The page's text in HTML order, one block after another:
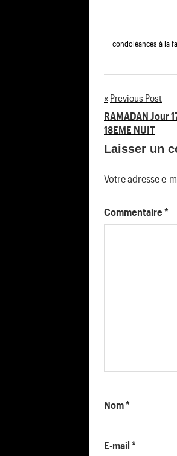
condoléances à la
Navigation
de
Previous Post
RAMADAN Jour
18EME NUIT
Laisser un
Votre adresse e-
Commentaire *
Nom*
E-mail *